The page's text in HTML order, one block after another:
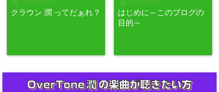
クラウン 潤 ってだぁれ？
はじめに～このブログの
目的～